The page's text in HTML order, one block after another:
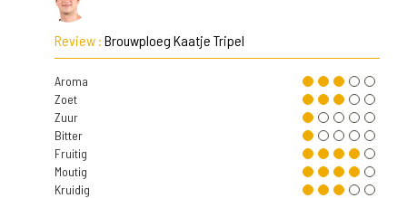
Review : Brouwploeg Kaatje Tripel
Aroma
Zoet
Zuur
Bitter
Fruitig
Moutig
Kruidig